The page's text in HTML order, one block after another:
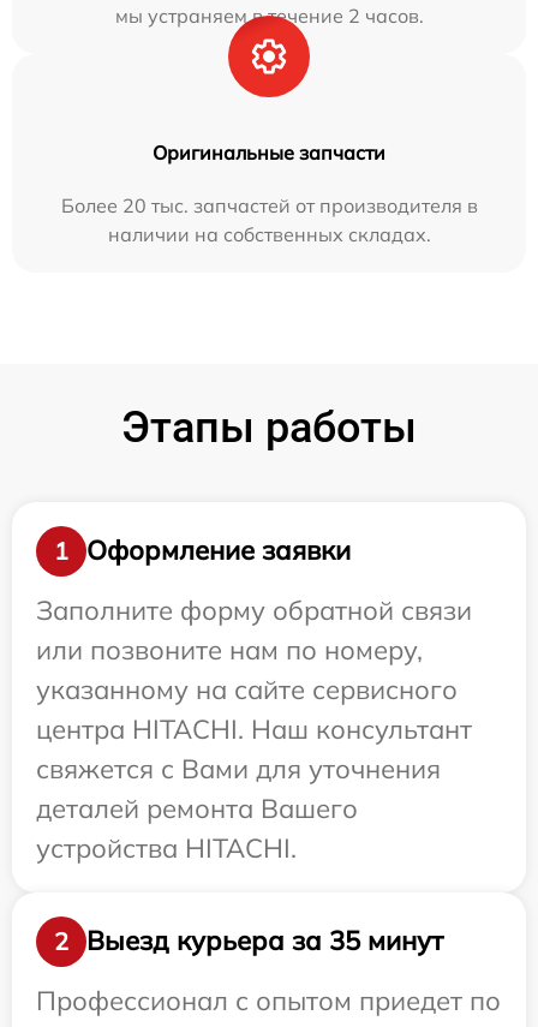
мы устраняем в течение 2 часов.
Оригинальные запчасти
Более 20 тыс. запчастей от производителя в
наличии на собственных складах.
Этапы работы
1
Оформление заявки
Заполните форму обратной связи
или позвоните нам по номеру,
указанному на сайте сервисного
центра HITACHI. Наш консультант
свяжется с Вами для уточнения
деталей ремонта Вашего
устройства HITACHI.
2
Выезд курьера за 35 минут
Профессионал с опытом приедет по